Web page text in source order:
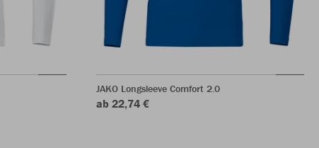
JAKO Longsleeve Comfort 2.0
ab 22,74 €